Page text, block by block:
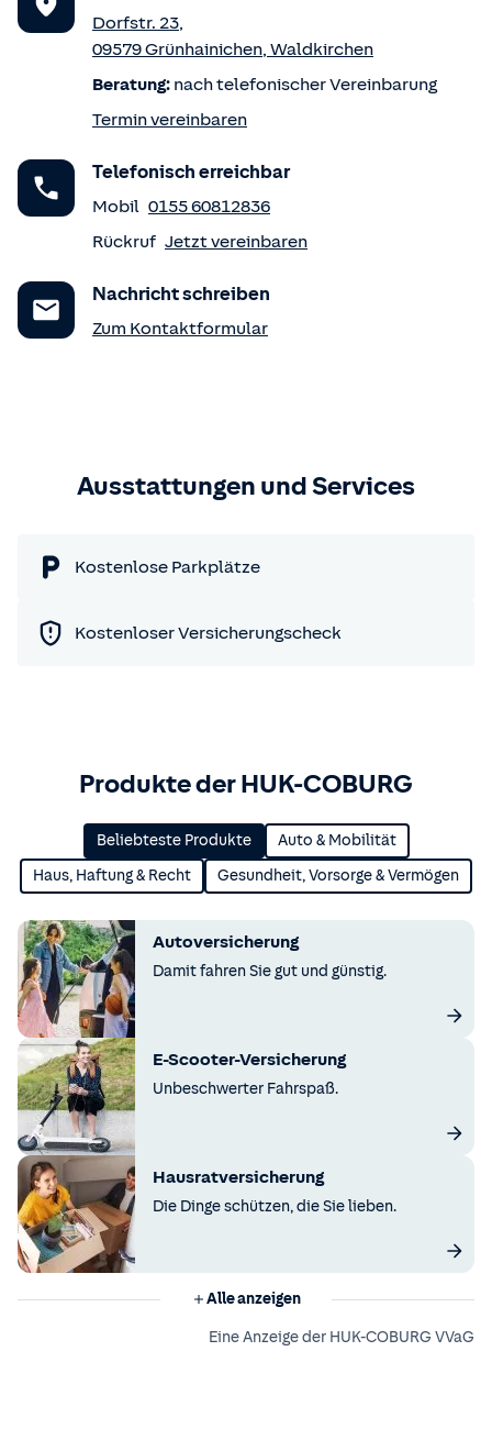
Dorfstr. 23,
09579Grünhainichen, Waldkirchen
Beratung: nach telefonischer Vereinbarung
Termin vereinbaren
Telefonisch erreichbar
Mobil 0155 60812836
Rückruf Jetzt vereinbaren
Nachricht schreiben
Zum Kontaktformular
Ausstattungen und Services
Kostenlose Parkplätze
Kostenloser Versicherungscheck
Produkte der HUK-COBURG
Beliebteste Produkte Auto & Mobilität
Haus, Haftung & Recht Gesundheit, Vorsorge & Vermögen
Autoversicherung
Damit fahren Sie gut und günstig.
E-Scooter-Versicherung
Unbeschwerter Fahrspaß.
Hausratversicherung
Die Dinge schützen, die Sie lieben.
Alle anzeigen
Eine Anzeige der HUK-COBURG VVaG